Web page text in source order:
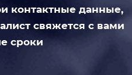
контактные данные,
свяжется с вами
сроки